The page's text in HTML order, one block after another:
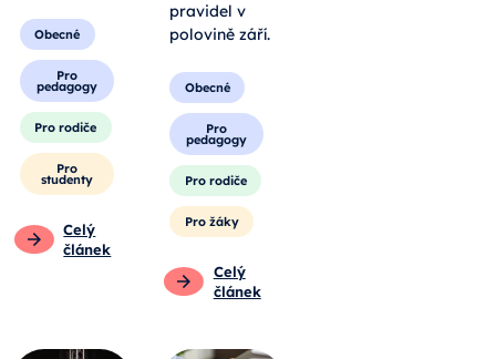
Obecné
Pro
pedagogy
Pro rodiče
Pro
studenty
Celý
článek
pravidel v
polovině září.
Obecné
Pro
pedagogy
Pro rodiče
Pro žáky
Celý
článek